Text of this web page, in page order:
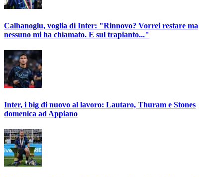
Calhanoglu, voglia di Inter: "Rinnovo? Vorrei restare ma
nessuno mi ha chiamato. E sul trapianto..."
Inter, i big di nuovo al lavoro: Lautaro, Thuram e Stones
domenica ad Appiano